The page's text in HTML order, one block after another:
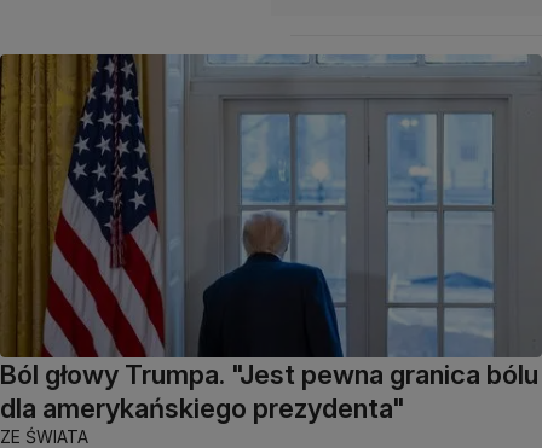
Ból głowy Trumpa. "Jest pewna granica bólu
dla amerykańskiego prezydenta"
ZE ŚWIATA